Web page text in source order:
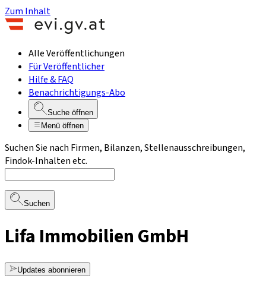
Zum Inhalt
Alle Veröffentlichungen
Für Veröffentlicher
Hilfe & FAQ
Benachrichtigungs-Abo
Suche öffnen
Menü öffnen
Suchen Sie nach Firmen, Bilanzen, Stellenausschreibungen,
Findok-Inhalten etc.
Suchen
Lifa Immobilien GmbH
Updates abonnieren